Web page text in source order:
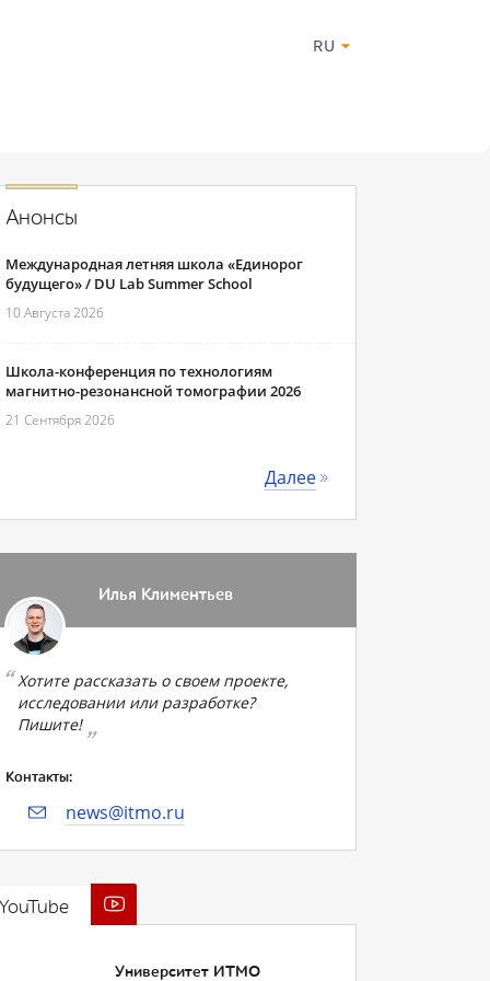
RU
Анонсы
Международная летняя школа «Единорог
будущего» / DU Lab Summer School
10 Августа 2026
Школа-конференция по технологиям
магнитно-резонансной томографии 2026
21 Сентября 2026
Далее
Илья Климентьев
Хотите рассказать о своем проекте,
исследовании или разработке?
Пишите!
Контакты:
news@itmo.ru
Университет ИТМО